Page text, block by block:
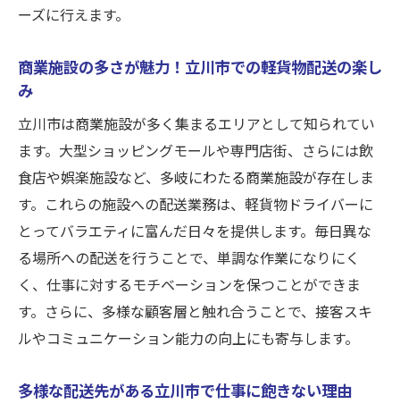
初心者歓迎！立川市での軽貨物ドライバー
リース車両の利用がもたらす経済的な利点
理由
軽貨物ドライバーとして立川市で働くなら知っ
ておきたいこと
立川市の交通環境が軽貨物ドライバーに与
える影響
商業施設と企業の多さがもたらす配送先の
バリエーション
初心者に優しい立川市での軽貨物ドライバ
リース車両の利用で始めやすい軽貨物ドラ
ーズに行えます。
商業施設の多さが魅力！立川市での軽貨物配送の楽し
み
立川市は商業施設が多く集まるエリアとして知られてい
ます。大型ショッピングモールや専門店街、さらには飲
食店や娯楽施設など、多岐にわたる商業施設が存在しま
す。これらの施設への配送業務は、軽貨物ドライバーに
とってバラエティに富んだ日々を提供します。毎日異な
る場所への配送を行うことで、単調な作業になりにく
く、仕事に対するモチベーションを保つことができま
す。さらに、多様な顧客層と触れ合うことで、接客スキ
ルやコミュニケーション能力の向上にも寄与します。
多様な配送先がある立川市で仕事に飽きない理由